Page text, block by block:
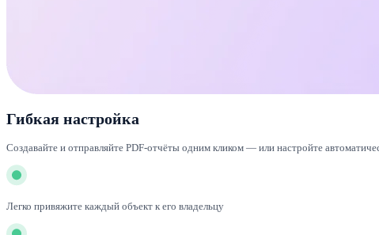
Гибкая настройка
Создавайте и отправляйте PDF-отчёты одним кликом — или настройте
Легко привяжите каждый объект к его владельцу